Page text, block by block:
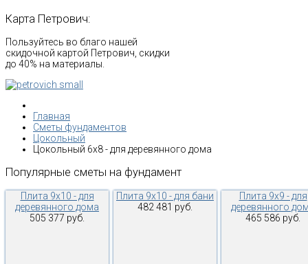
Карта Петрович:
Пользуйтесь во благо нашей
скидочной картой Петрович, скидки
до 40% на материалы.
Главная
Сметы фундаментов
Цокольный
Цокольный 6х8 - для деревянного дома
Популярные сметы на фундамент
Плита 9х10 - для
деревянного дома
505 377 руб.
Плита 9х10 - для бани
482 481 руб.
Плита 9х9 - для
деревянного
465 586 руб.